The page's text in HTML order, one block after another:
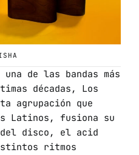
de las bandas más
décadas, Los
agrupación que
Latinos, fusiona su
del disco, el acid
ritmos